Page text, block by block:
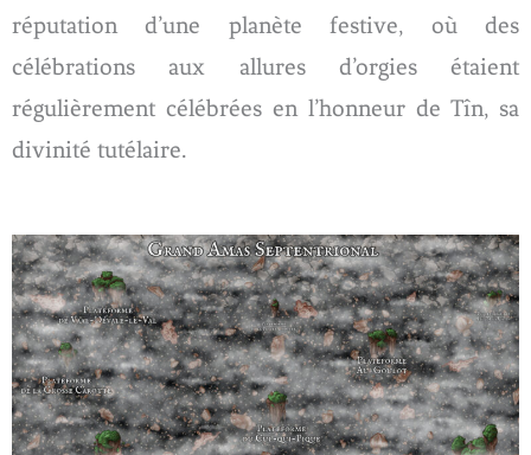
réputation d’une planète festive, où des
célébrations aux allures d’orgies étaient
régulièrement célébrées en l’honneur de Tîn, sa
divinité tutélaire.